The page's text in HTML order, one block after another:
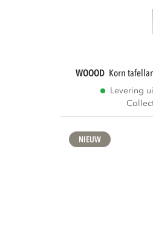
WOOOD korn
Levering
NIEUW